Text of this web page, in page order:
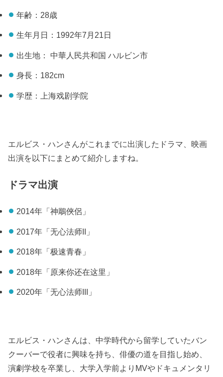
年齢：28歳
生年月日：1992年7月21日
出生地： 中華人民共和国 ハルビン市
身長：182cm
学歴：上海戏剧学院
エルビス・ハンさんがこれまでに出演したドラマ、映画
出演を以下にまとめて紹介しますね。
ドラマ出演
2014年「神鵰俠侶」
2017年「无心法师II」
2018年「极速青春」
2018年「原来你还在这里」
2020年「无心法师III」
エルビス・ハンさんは、中学時代から留学していたバン
クーバーで役者に興味を持ち、俳優の道を目指し始め、
演劇学校を卒業し、大学入学前よりMVやドキュメンタリ